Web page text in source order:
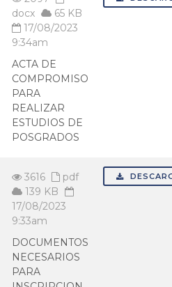
docx
65 KB
17/08/2023
9:34am
ACTA DE
COMPROMISO
PARA
REALIZAR
ESTUDIOS DE
POSGRADOS
3616
pdf
139 KB
17/08/2023
9:33am
DOCUMENTOS
NECESARIOS
PARA